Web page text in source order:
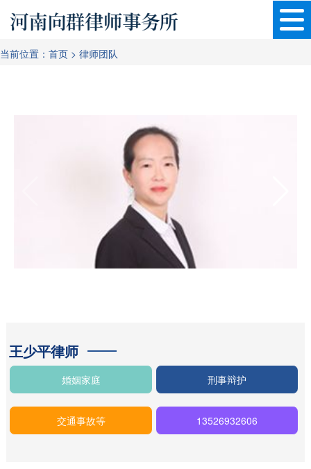
当前位置： 首页 > 律师团队
王少平律师
婚姻家庭 刑事辩护
交通事故等 13526932606